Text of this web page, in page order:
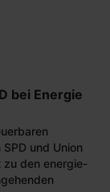
bei Energie
und Union
zu den energie-